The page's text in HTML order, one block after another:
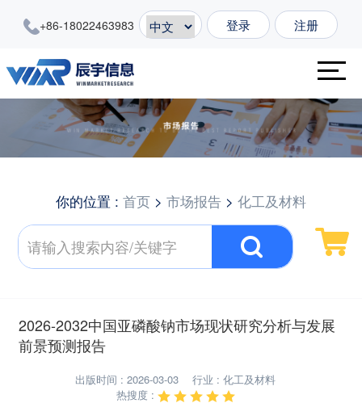
+86-18022463983 登录 注册
你的位置 : 首页 > 市场报告 > 化工及材料
2026-2032中国亚磷酸钠市场现状研究分析与发展
前景预测报告
出版时间 : 2026-03-03
行业 : 化工及材料
热搜度 :